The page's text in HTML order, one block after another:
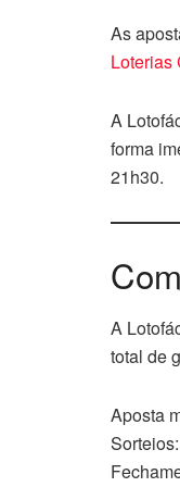
As
Loterias
A
forma
21h30.
A
total de
Aposta